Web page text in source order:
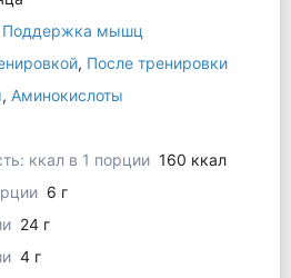
Поддержка мышц
, После тренировки
, Аминокислоты
ккал в 1 порции 160 ккал
6 г
24 г
4 г